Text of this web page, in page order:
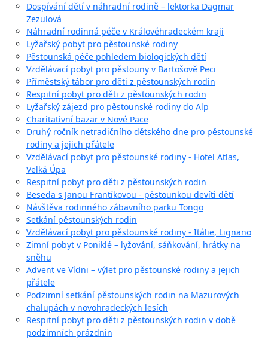
Dospívání dětí v náhradní rodině – lektorka Dagmar
Zezulová
Náhradní rodinná péče v Královéhradeckém kraji
Lyžařský pobyt pro pěstounské rodiny
Pěstounská péče pohledem biologických dětí
Vzdělávací pobyt pro pěstouny v Bartošově Peci
Příměstský tábor pro děti z pěstounských rodin
Respitní pobyt pro děti z pěstounských rodin
Lyžařský zájezd pro pěstounské rodiny do Alp
Charitativní bazar v Nové Pace
Druhý ročník netradičního dětského dne pro pěstounské
rodiny a jejich přátele
Vzdělávací pobyt pro pěstounské rodiny - Hotel Atlas,
Velká Úpa
Respitní pobyt pro děti z pěstounských rodin
Beseda s Janou Frantíkovou - pěstounkou devíti dětí
Návštěva rodinného zábavního parku Tongo
Setkání pěstounských rodin
Vzdělávací pobyt pro pěstounské rodiny - Itálie, Lignano
Zimní pobyt v Poniklé – lyžování, sáňkování, hrátky na
sněhu
Advent ve Vídni – výlet pro pěstounské rodiny a jejich
přátele
Podzimní setkání pěstounských rodin na Mazurových
chalupách v novohradeckých lesích
Respitní pobyt pro děti z pěstounských rodin v době
podzimních prázdnin